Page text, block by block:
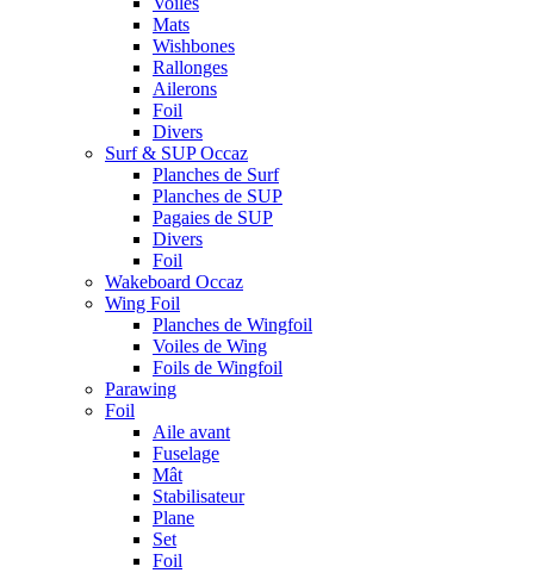
Mats
Wishbones
Rallonges
Ailerons
Foil
Divers
Surf & SUP Occaz
Planches de Surf
Planches de SUP
Pagaies de SUP
Divers
Foil
Wakeboard Occaz
Wing Foil
Planches de Wingfoil
Voiles de Wing
Foils de Wingfoil
Parawing
Foil
Aile avant
Fuselage
Mât
Stabilisateur
Plane
Set
Foil